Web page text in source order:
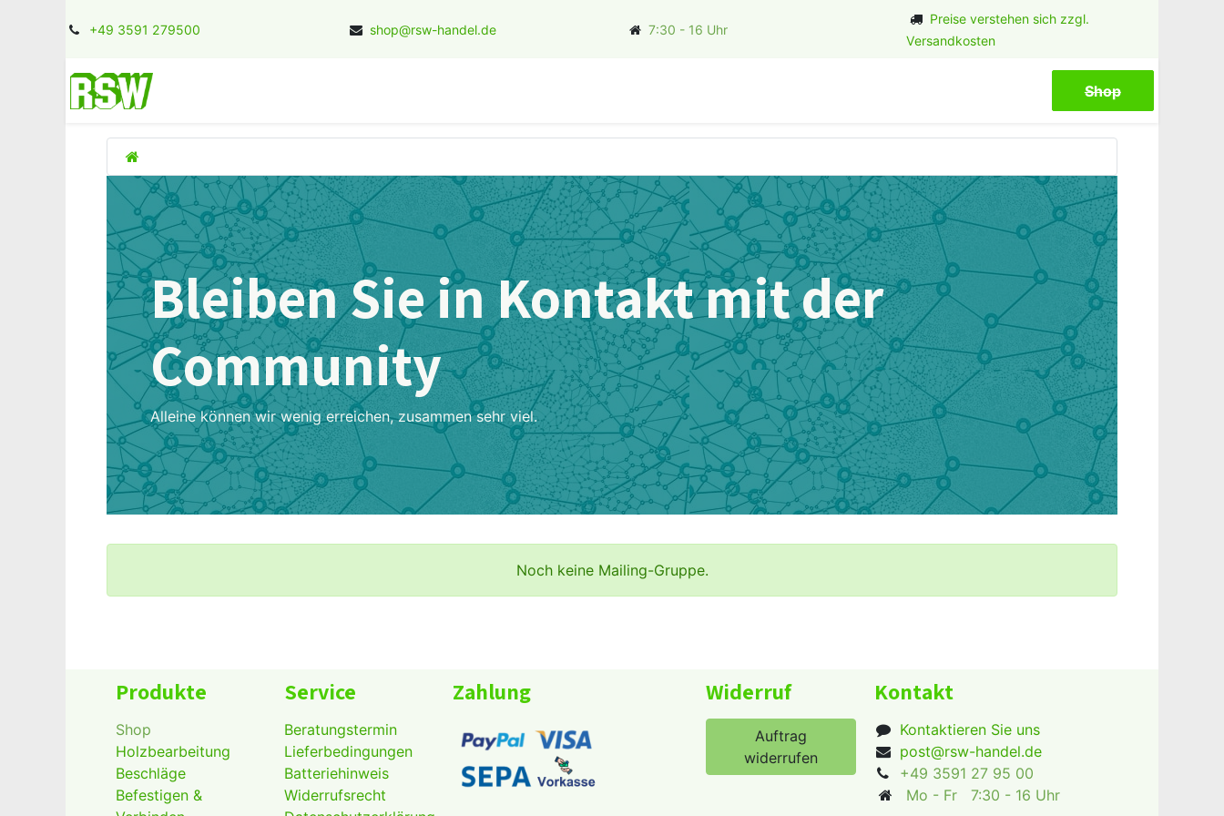
+49 3591 279500 shop@rsw-handel.de 7:30 - 16 Uhr
Preise verstehen sich zzgl.
Versandkosten
Shop​​​​
Bleiben Sie in Kontakt mit der
Community
Alleine können wir wenig erreichen, zusammen sehr viel.
Noch keine Mailing-Gruppe.
Produkte
Shop
Holzbearbeitung
Beschläge
Befestigen &
Kontakt
Kontaktieren Sie uns
post@rsw-handel.de
+49 3591 27 95 00
Mo - Fr 7:30 - 16 Uhr
Widerruf
Auftrag
widerrufen
Service
Beratungstermin
Lieferbedingungen
Batteriehinweis
Widerrufsrecht
Zahlung